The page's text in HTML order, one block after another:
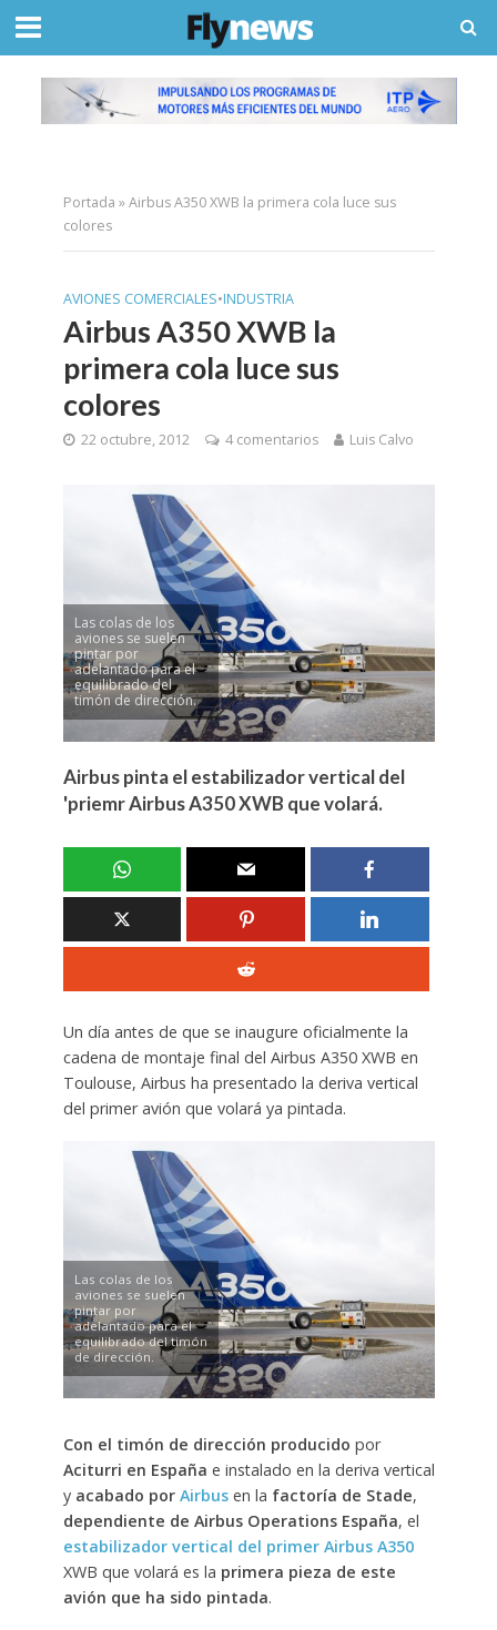
Portada »Airbus A350 XWB la primera cola luce sus
colores
AVIONES COMERCIALES•INDUSTRIA
Airbus A350 XWB la
primera cola luce sus
colores
22 octubre, 2012 4 comentarios Luis Calvo
Las colas de los
aviones se suelen
pintar por
adelantado para el
equilibrado del
timón de dirección.
Airbus pinta el estabilizador vertical del
'priemr Airbus A350 XWB que volará.
Un día antes de que se inaugure oficialmente la
cadena de montaje final del Airbus A350 XWB en
Toulouse, Airbus ha presentado la deriva vertical
del primer avión que volará ya pintada.
Las colas de los
aviones se suelen
pintar por
adelantado para el
equilibrado del timón
de dirección.
Con el timón de dirección producido por
Aciturri en España e instalado en la deriva vertical
y acabado por Airbus en la factoría de Stade,
dependiente de Airbus Operations España, el
estabilizador vertical del primer Airbus A350
XWB que volará es la primera pieza de este
avión que ha sido pintada.